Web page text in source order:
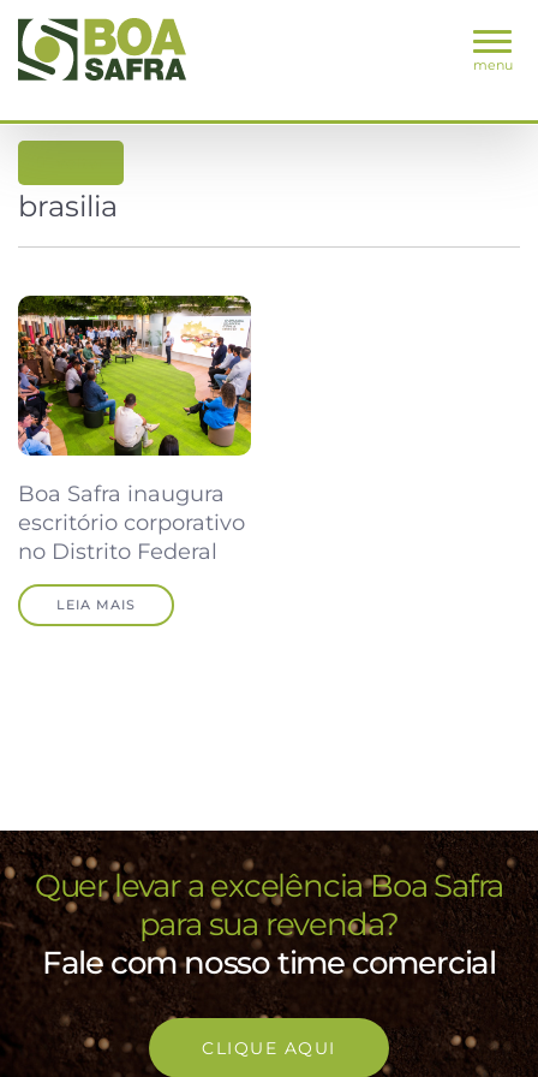
menu
brasilia
Boa Safra inaugura
escritório corporativo
no Distrito Federal
LEIA MAIS
Quer levar a excelência Boa Safra
para sua revenda?
Fale com nosso time comercial
CLIQUE AQUI